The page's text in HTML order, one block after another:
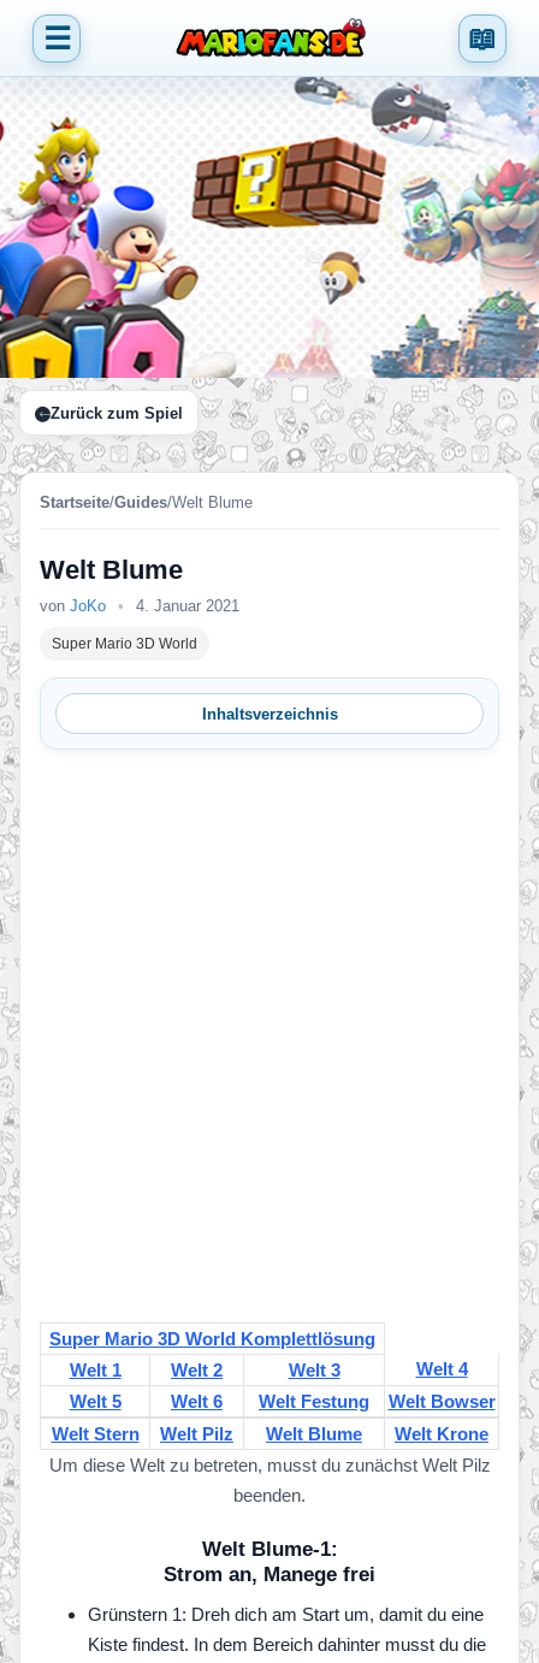
☰ 📖
Zurück zum Spiel
Startseite/Guides/Welt Blume
Welt Blume
von JoKo • 4. Januar 2021
Super Mario 3D World
Inhaltsverzeichnis
Super Mario 3D World Komplettlösung
Welt 1
Welt 2 Welt 3
Welt 4
Welt 5
Welt 6 Welt Festung
Welt Bowser
Welt Stern
Welt Pilz Welt Blume
Welt Krone
Um diese Welt zu betreten, musst du zunächst Welt Pilz
beenden.
Welt Blume-1:
Strom an, Manege frei
Grünstern 1: Dreh dich am Start um, damit du eine
Kiste findest. In dem Bereich dahinter musst du die